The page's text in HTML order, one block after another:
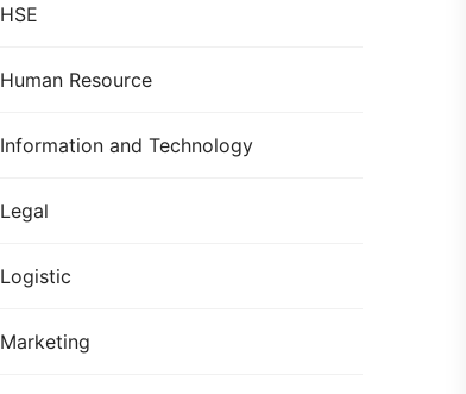
HSE
Human Resource
Information and Technology
Legal
Logistic
Marketing